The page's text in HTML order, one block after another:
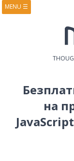
MENU ☰
RESEARCH
на